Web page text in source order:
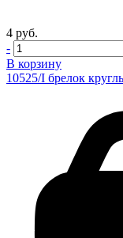
4 руб.
-
В корзину
10525/I брелок